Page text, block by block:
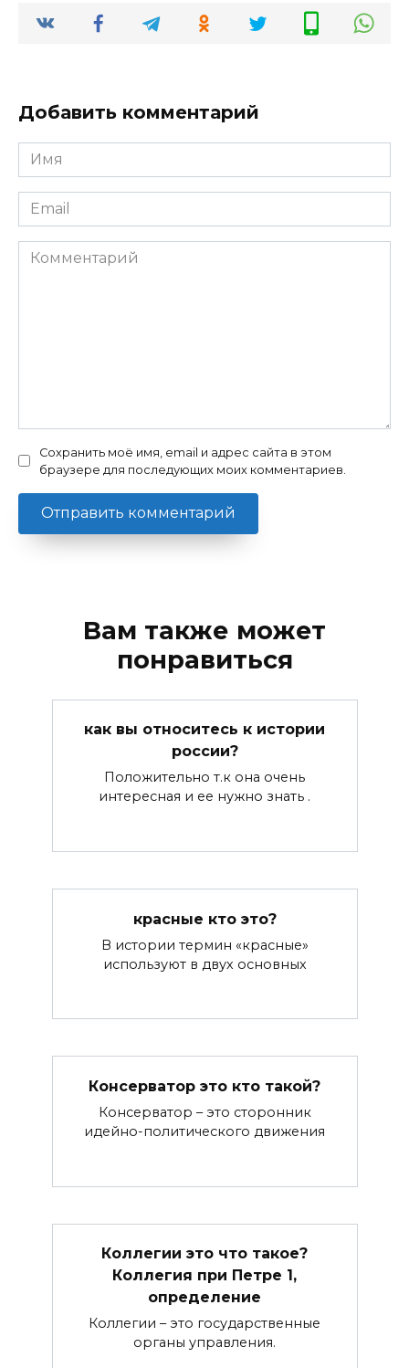
Добавить комментарий
Имя
*
Email
*
Комментарий
Сохранить моё имя, email и адрес сайта в этом
браузере для последующих моих комментариев.
Вам также может
понравиться
как вы относитесь к истории
россии?
Положительно т.к она очень
интересная и ее нужно знать .
красные кто это?
В истории термин «красные»
используют в двух основных
Консерватор это кто такой?
Консерватор – это сторонник
идейно-политического движения
Коллегии это что такое?
Коллегия при Петре 1,
определение
Коллегии – это государственные
органы управления.